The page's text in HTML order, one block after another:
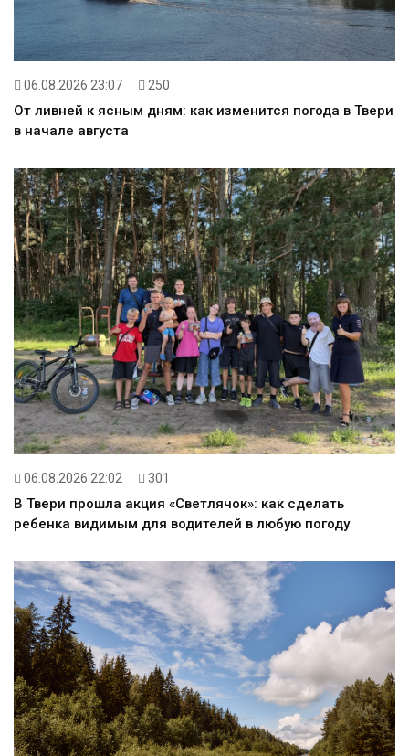
06.08.2026 23:07 250
От ливней к ясным дням: как изменится погода в Твери
в начале августа
06.08.2026 22:02 301
В Твери прошла акция «Светлячок»: как сделать
ребенка видимым для водителей в любую погоду